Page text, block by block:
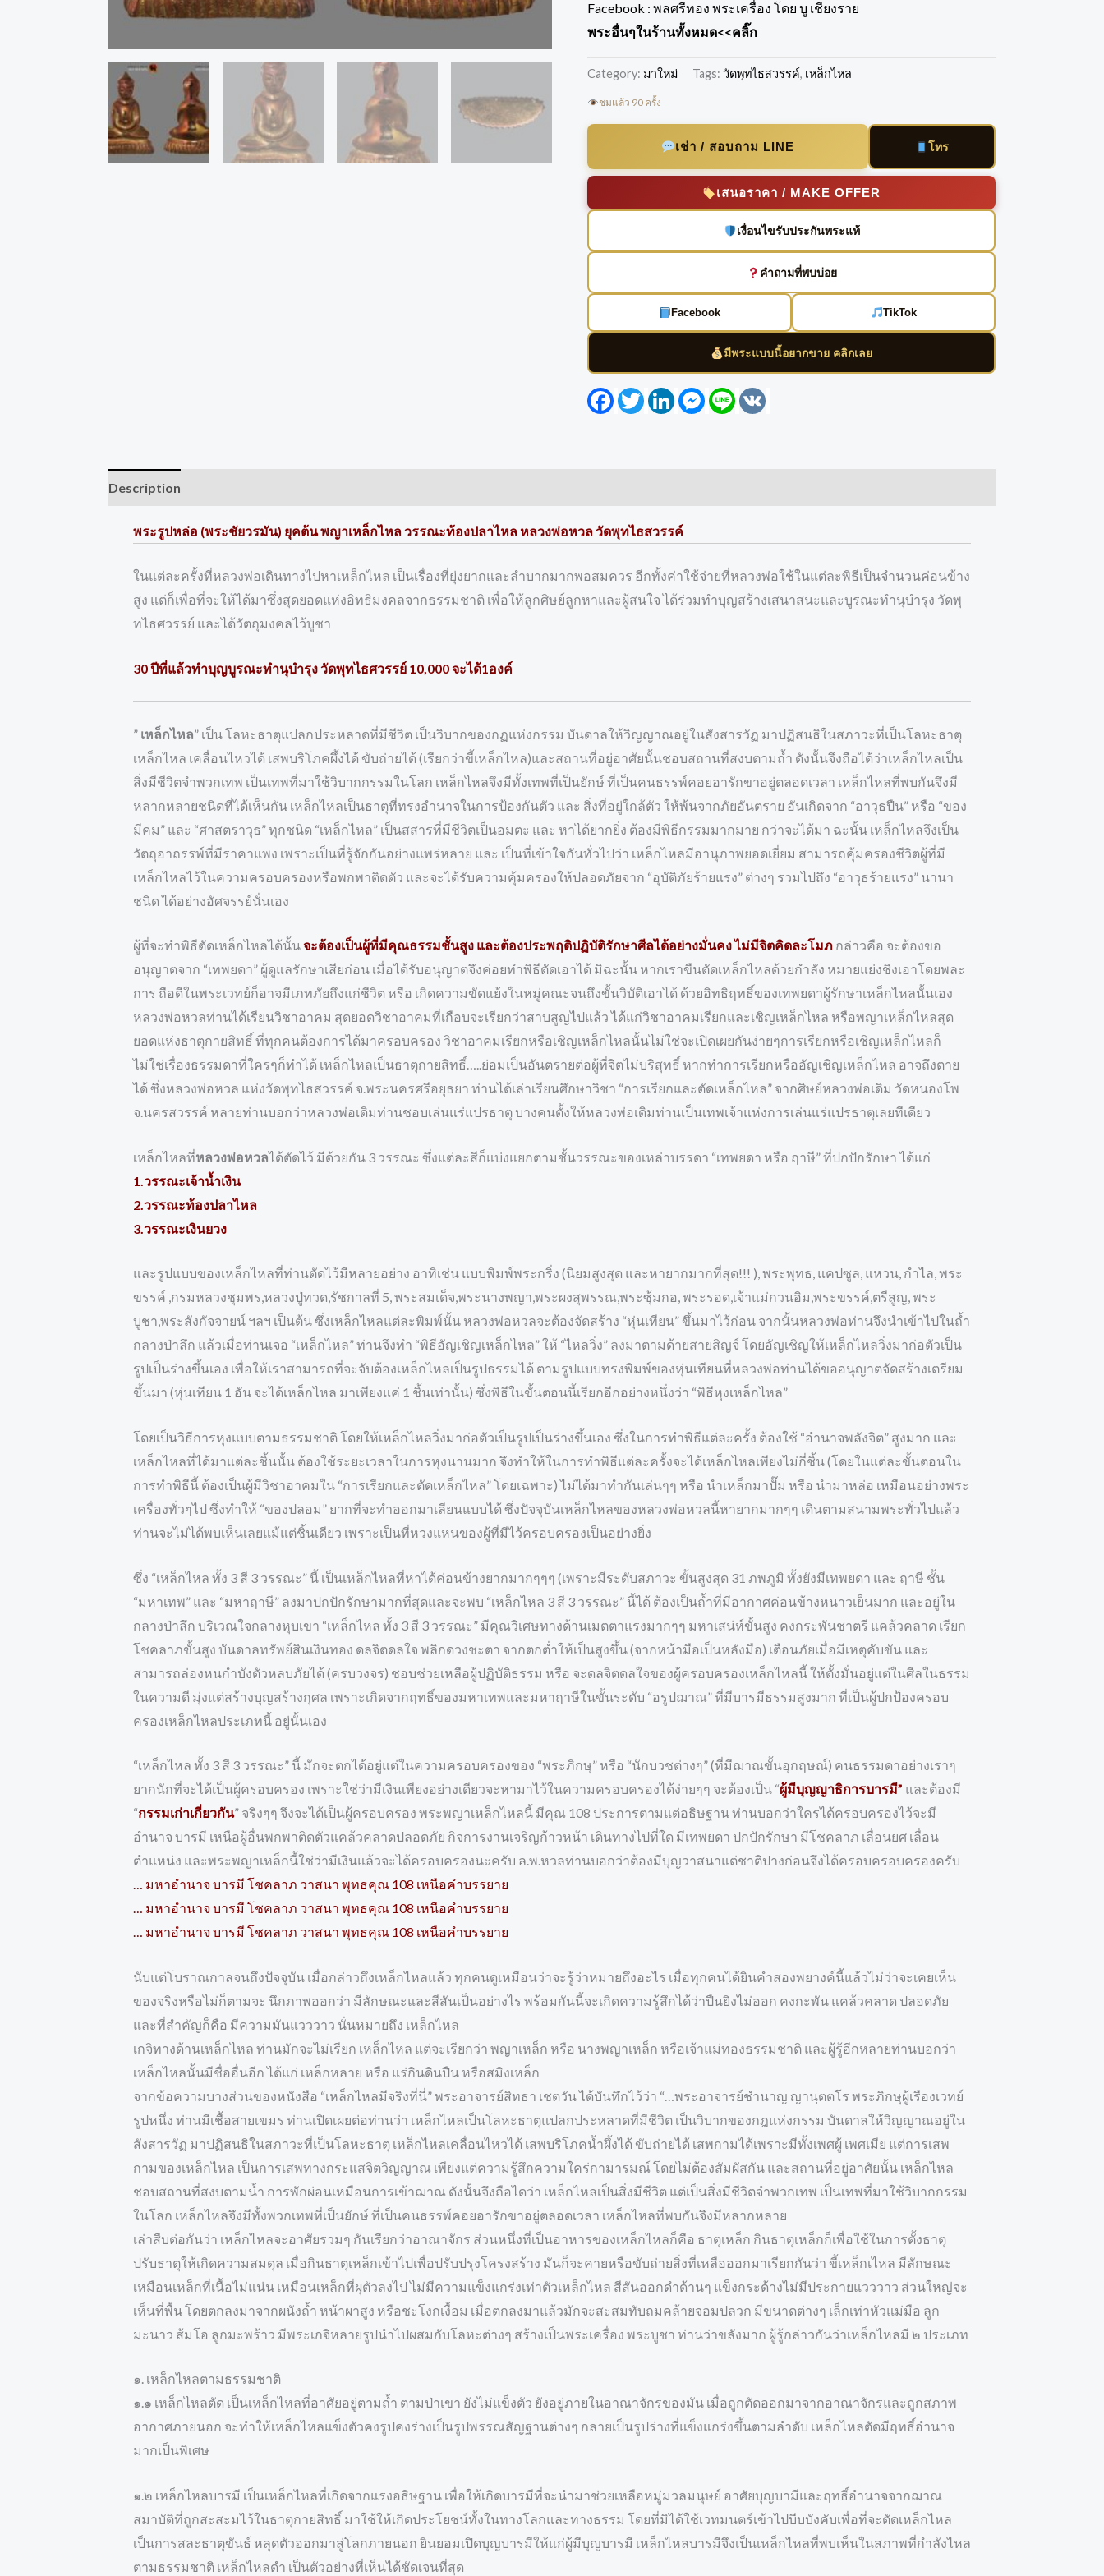
Facebook :พลศรีทอง พระเครื่อง โดย บู เชียงราย
พระอื่นๆในร้านทั้งหมด<<คลิ๊ก
Category: มาใหม่ Tags:วัดพุทไธสวรรค์, เหล็กไหล
ชมแล้ว 90 ครั้ง
เช่า / สอบถาม LINE โทร
เสนอราคา / MAKE OFFER
เงื่อนไขรับประกันพระแท้
คำถามที่พบบ่อย
Facebook TikTok
มีพระแบบนี้อยากขาย คลิกเลย
Facebook
TwitterLinkedInMessenger
Line
Description
พระรูปหล่อ (พระชัยวรมัน) ยุคต้น พญาเหล็กไหล วรรณะท้องปลาไหล หลวงพ่อหวล วัดพุทไธสวรรค์
ในแต่ละครั้งที่หลวงพ่อเดินทางไปหาเหล็กไหล เป็นเรื่องที่ยุ่งยากและลำบากมากพอสมควร อีกทั้งค่าใช้จ่ายที่หลวงพ่อใช้ในแต่ละพิธีเป็นจำนวนค่อนข้าง
สูง แต่ก็เพื่อที่จะให้ได้มาซึ่งสุดยอดแห่งอิทธิมงคลจากธรรมชาติ เพื่อให้ลูกศิษย์ลูกหาและผู้สนใจ ได้ร่วมทำบุญสร้างเสนาสนะและบูรณะทำนุบำรุง วัดพุ
ทไธศวรรย์ และได้วัตถุมงคลไว้บูชา
30 ปีที่แล้วทำบุญบูรณะทำนุบำรุง วัดพุทไธศวรรย์ 10,000 จะได้1องค์
” เหล็กไหล” เป็น โลหะธาตุแปลกประหลาดที่มีชีวิต เป็นวิบากของกฏแห่งกรรม บันดาลให้วิญญาณอยู่ในสังสารวัฏ มาปฏิสนธิในสภาวะที่เป็นโลหะธาตุ
เหล็กไหล เคลื่อนไหวได้ เสพบริโภคผึ้งได้ ขับถ่ายได้ (เรียกว่าขี้เหล็กไหล)และสถานที่อยู่อาศัยนั้นชอบสถานที่สงบตามถ้ำ ดังนั้นจึงถือได้ว่าเหล็กไหลเป็น
สิ่งมีชีวิตจำพวกเทพ เป็นเทพที่มาใช้วิบากกรรมในโลก เหล็กไหลจึงมีทั้งเทพที่เป็นยักษ์ ที่เป็นคนธรรพ์คอยอารักขาอยู่ตลอดเวลา เหล็กไหลที่พบกันจึงมี
หลากหลายชนิดที่ได้เห็นกัน เหล็กไหลเป็นธาตุที่ทรงอำนาจในการป้องกันตัว และ สิ่งที่อยู่ใกล้ตัว ให้พ้นจากภัยอันตราย อันเกิดจาก “อาวุธปืน” หรือ “ของ
มีคม” และ “ศาสตราวุธ” ทุกชนิด “เหล็กไหล” เป็นสสารที่มีชีวิตเป็นอมตะ และ หาได้ยากยิ่ง ต้องมีพิธีกรรมมากมาย กว่าจะได้มา ฉะนั้น เหล็กไหลจึงเป็น
วัตถุอาถรรพ์ที่มีราคาแพง เพราะเป็นที่รู้จักกันอย่างแพร่หลาย และ เป็นที่เข้าใจกันทั่วไปว่า เหล็กไหลมีอานุภาพยอดเยี่ยม สามารถคุ้มครองชีวิตผู้ที่มี
เหล็กไหลไว้ในความครอบครองหรือพกพาติดตัว และจะได้รับความคุ้มครองให้ปลอดภัยจาก “อุบัติภัยร้ายแรง” ต่างๆ รวมไปถึง “อาวุธร้ายแรง” นานา
ชนิด ได้อย่างอัศจรรย์นั่นเอง
ผู้ที่จะทำพิธีตัดเหล็กไหลได้นั้นจะต้องเป็นผู้ที่มีคุณธรรมชั้นสูง และต้องประพฤติปฏิบัติรักษาศีลได้อย่างมั่นคง ไม่มีจิตคิดละโมภ กล่าวคือ จะต้องขอ
อนุญาตจาก “เทพยดา” ผู้ดูแลรักษาเสียก่อน เมื่อได้รับอนุญาตจึงค่อยทำพิธีตัดเอาได้ มิฉะนั้น หากเราขืนตัดเหล็กไหลด้วยกำลัง หมายแย่งชิงเอาโดยพละ
การ ถือดีในพระเวทย์ก็อาจมีเภทภัยถึงแก่ชีวิต หรือ เกิดความขัดแย้งในหมู่คณะจนถึงขั้นวิบัติเอาได้ ด้วยอิทธิฤทธิ์ของเทพยดาผู้รักษาเหล็กไหลนั้นเอง
หลวงพ่อหวลท่านได้เรียนวิชาอาคม สุดยอดวิชาอาคมที่เกือบจะเรียกว่าสาบสูญไปแล้ว ได้แก่วิชาอาคมเรียกและเชิญเหล็กไหล หรือพญาเหล็กไหลสุด
ยอดแห่งธาตุกายสิทธิ์ ที่ทุกคนต้องการได้มาครอบครอง วิชาอาคมเรียกหรือเชิญเหล็กไหลนั้นไม่ใช่จะเปิดเผยกันง่ายๆการเรียกหรือเชิญเหล็กไหลก็
ไม่ใช่เรื่องธรรมดาที่ใครๆก็ทำได้ เหล็กไหลเป็นธาตุกายสิทธิ์…..ย่อมเป็นอันตรายต่อผู้ที่จิตไม่บริสุทธิ์ หากทำการเรียกหรืออัญเชิญเหล็กไหล อาจถึงตาย
ได้ ซึ่งหลวงพ่อหวล แห่งวัดพุทไธสวรรค์ จ.พระนครศรีอยุธยา ท่านได้เล่าเรียนศึกษาวิชา “การเรียกและตัดเหล็กไหล” จากศิษย์หลวงพ่อเดิม วัดหนองโพ
จ.นครสวรรค์ หลายท่านบอกว่าหลวงพ่อเดิมท่านชอบเล่นแร่แปรธาตุ บางคนตั้งให้หลวงพ่อเดิมท่านเป็นเทพเจ้าแห่งการเล่นแร่แปรธาตุเลยทีเดียว
เหล็กไหลที่หลวงพ่อหวลได้ตัดไว้ มีด้วยกัน 3 วรรณะ ซึ่งแต่ละสีก็แบ่งแยกตามชั้นวรรณะของเหล่าบรรดา “เทพยดา หรือ ฤาษี” ที่ปกปักรักษา ได้แก่
1.วรรณะเจ้าน้ำเงิน
2.วรรณะท้องปลาไหล
3.วรรณะเงินยวง
และรูปแบบของเหล็กไหลที่ท่านตัดไว้มีหลายอย่าง อาทิเช่น แบบพิมพ์พระกริ่ง (นิยมสูงสุด และหายากมากที่สุด!!! ), พระพุทธ, แคปซูล, แหวน, กำไล, พระ
ขรรค์ ,กรมหลวงชุมพร,หลวงปู่ทวด,รัชกาลที่ 5, พระสมเด็จ,พระนางพญา,พระผงสุพรรณ,พระซุ้มกอ, พระรอด,เจ้าแม่กวนอิม,พระขรรค์,ตรีสูญ, พระ
บูชา,พระสังกัจจายน์ ฯลฯ เป็นต้น ซึ่งเหล็กไหลแต่ละพิมพ์นั้น หลวงพ่อหวลจะต้องจัดสร้าง “หุ่นเทียน” ขึ้นมาไว้ก่อน จากนั้นหลวงพ่อท่านจึงนำเข้าไปในถ้ำ
กลางป่าลึก แล้วเมื่อท่านเจอ “เหล็กไหล” ท่านจึงทำ “พิธีอัญเชิญเหล็กไหล” ให้ “ไหลวิ่ง” ลงมาตามด้ายสายสิญจ์ โดยอัญเชิญให้เหล็กไหลวิ่งมาก่อตัวเป็น
รูปเป็นร่างขึ้นเอง เพื่อให้เราสามารถที่จะจับต้องเหล็กไหลเป็นรูปธรรมได้ ตามรูปแบบทรงพิมพ์ของหุ่นเทียนที่หลวงพ่อท่านได้ขออนุญาตจัดสร้างเตรียม
ขึ้นมา (หุ่นเทียน 1 อัน จะได้เหล็กไหล มาเพียงแค่ 1 ชิ้นเท่านั้น) ซึ่งพิธีในขั้นตอนนี้เรียกอีกอย่างหนึ่งว่า “พิธีหุงเหล็กไหล”
โดยเป็นวิธีการหุงแบบตามธรรมชาติ โดยให้เหล็กไหลวิ่งมาก่อตัวเป็นรูปเป็นร่างขึ้นเอง ซึ่งในการทำพิธีแต่ละครั้ง ต้องใช้ “อำนาจพลังจิต” สูงมาก และ
เหล็กไหลที่ได้มาแต่ละชิ้นนั้น ต้องใช้ระยะเวลาในการหุงนานมาก จึงทำให้ในการทำพิธีแต่ละครั้งจะได้เหล็กไหลเพียงไม่กี่ชิ้น (โดยในแต่ละขั้นตอนใน
การทำพิธีนี้ ต้องเป็นผู้มีวิชาอาคมใน “การเรียกและตัดเหล็กไหล” โดยเฉพาะ) ไม่ได้มาทำกันเล่นๆๆ หรือ นำเหล็กมาปั๊ม หรือ นำมาหล่อ เหมือนอย่างพระ
เครื่องทั่วๆไป ซึ่งทำให้ “ของปลอม” ยากที่จะทำออกมาเลียนแบบได้ ซึ่งปัจจุบันเหล็กไหลของหลวงพ่อหวลนี้หายากมากๆๆ เดินตามสนามพระทั่วไปแล้ว
ท่านจะไม่ได้พบเห็นเลยแม้แต่ชิ้นเดียว เพราะเป็นที่หวงแหนของผู้ที่มีไว้ครอบครองเป็นอย่างยิ่ง
ซึ่ง “เหล็กไหล ทั้ง 3 สี 3 วรรณะ” นี้ เป็นเหล็กไหลที่หาได้ค่อนข้างยากมากๆๆๆ (เพราะมีระดับสภาวะ ขั้นสูงสุด 31 ภพภูมิ ทั้งยังมีเทพยดา และ ฤาษี ชั้น
“มหาเทพ” และ “มหาฤาษี” ลงมาปกปักรักษามากที่สุดและจะพบ “เหล็กไหล 3 สี 3 วรรณะ” นี้ได้ ต้องเป็นถ้ำที่มีอากาศค่อนข้างหนาวเย็นมาก และอยู่ใน
กลางป่าลึก บริเวณใจกลางหุบเขา “เหล็กไหล ทั้ง 3 สี 3 วรรณะ” มีคุณวิเศษทางด้านเมตตาแรงมากๆๆ มหาเสน่ห์ขั้นสูง คงกระพันชาตรี แคล้วคลาด เรียก
โชคลาภขั้นสูง บันดาลทรัพย์สินเงินทอง ดลจิตดลใจ พลิกดวงชะตา จากตกต่ำให้เป็นสูงขึ้น (จากหน้ามือเป็นหลังมือ) เตือนภัยเมื่อมีเหตุคับขัน และ
สามารถล่องหนกำบังตัวหลบภัยได้ (ครบวงจร) ชอบช่วยเหลือผู้ปฏิบัติธรรม หรือ จะดลจิตดลใจของผู้ครอบครองเหล็กไหลนี้ ให้ตั้งมั่นอยู่แต่ในศีลในธรรม
ในความดี มุ่งแต่สร้างบุญสร้างกุศล เพราะเกิดจากฤทธิ์ของมหาเทพและมหาฤาษีในขั้นระดับ “อรูปฌาณ” ที่มีบารมีธรรมสูงมาก ที่เป็นผู้ปกป้องครอบ
ครองเหล็กไหลประเภทนี้ อยู่นั้นเอง
“เหล็กไหล ทั้ง 3 สี 3 วรรณะ” นี้ มักจะตกได้อยู่แต่ในความครอบครองของ “พระภิกษุ” หรือ “นักบวชต่างๆ” (ที่มีฌาณขั้นอุกฤษณ์) คนธรรมดาอย่างเราๆ
ยากนักที่จะได้เป็นผู้ครอบครอง เพราะใช่ว่ามีเงินเพียงอย่างเดียวจะหามาไว้ในความครอบครองได้ง่ายๆๆ จะต้องเป็น “ผู้มีบุญญาธิการบารมี” และต้องมี
“กรรมเก่าเกี่ยวกัน” จริงๆๆ จึงจะได้เป็นผู้ครอบครอง พระพญาเหล็กไหลนี้ มีคุณ 108 ประการตามแต่อธิษฐาน ท่านบอกว่าใครได้ครอบครองไว้จะมี
อำนาจ บารมี เหนือผู้อื่นพกพาติดตัวแคล้วคลาดปลอดภัย กิจการงานเจริญก้าวหน้า เดินทางไปที่ใด มีเทพยดา ปกปักรักษา มีโชคลาภ เลื่อนยศ เลื่อน
ตำแหน่ง และพระพญาเหล็กนี้ใช่ว่ามีเงินแล้วจะได้ครอบครองนะครับ ล.พ.หวลท่านบอกว่าต้องมีบุญวาสนาแต่ชาติปางก่อนจึงได้ครอบครอบครองครับ
… มหาอำนาจ บารมี โชคลาภ วาสนา พุทธคุณ 108 เหนือคำบรรยาย
… มหาอำนาจ บารมี โชคลาภ วาสนา พุทธคุณ 108 เหนือคำบรรยาย
… มหาอำนาจ บารมี โชคลาภ วาสนา พุทธคุณ 108 เหนือคำบรรยาย
นับแต่โบราณกาลจนถึงปัจจุบัน เมื่อกล่าวถึงเหล็กไหลแล้ว ทุกคนดูเหมือนว่าจะรู้ว่าหมายถึงอะไร เมื่อทุกคนได้ยินคำสองพยางค์นี้แล้วไม่ว่าจะเคยเห็น
ของจริงหรือไม่ก็ตามจะ นึกภาพออกว่า มีลักษณะและสีสันเป็นอย่างไร พร้อมกันนี้จะเกิดความรู้สึกได้ว่าปืนยิงไม่ออก คงกะพัน แคล้วคลาด ปลอดภัย
และที่สำคัญก็คือ มีความมันแวววาว นั่นหมายถึง เหล็กไหล
เกจิทางด้านเหล็กไหล ท่านมักจะไม่เรียก เหล็กไหล แต่จะเรียกว่า พญาเหล็ก หรือ นางพญาเหล็ก หรือเจ้าแม่ทองธรรมชาติ และผู้รู้อีกหลายท่านบอกว่า
เหล็กไหลนั้นมีชื่ออื่นอีก ได้แก่ เหล็กหลาย หรือ แร่กินดินปืน หรือสมิงเหล็ก
จากข้อความบางส่วนของหนังสือ “เหล็กไหลมีจริงที่นี่” พระอาจารย์สิทธา เชตวัน ได้บันทึกไว้ว่า “…พระอาจารย์ชำนาญ ญานฺตตโร พระภิกษุผู้เรืองเวทย์
รูปหนึ่ง ท่านมีเชื้อสายเขมร ท่านเปิดเผยต่อท่านว่า เหล็กไหลเป็นโลหะธาตุแปลกประหลาดที่มีชีวิต เป็นวิบากของกฎแห่งกรรม บันดาลให้วิญญาณอยู่ใน
สังสารวัฏ มาปฏิสนธิในสภาวะที่เป็นโลหะธาตุ เหล็กไหลเคลื่อนไหวได้ เสพบริโภคน้ำผึ้งได้ ขับถ่ายได้ เสพกามได้เพราะมีทั้งเพศผู้ เพศเมีย แต่การเสพ
กามของเหล็กไหล เป็นการเสพทางกระแสจิตวิญญาณ เพียงแต่ความรู้สึกความใคร่กามารมณ์ โดยไม่ต้องสัมผัสกัน และสถานที่อยู่อาศัยนั้น เหล็กไหล
ชอบสถานที่สงบตามน้ำ การพักผ่อนเหมือนการเข้าฌาณ ดังนั้นจึงถือไดว่า เหล็กไหลเป็นสิ่งมีชีวิต แต่เป็นสิ่งมีชีวิตจำพวกเทพ เป็นเทพที่มาใช้วิบากกรรม
ในโลก เหล็กไหลจึงมีทั้งพวกเทพที่เป็นยักษ์ ที่เป็นคนธรรพ์คอยอารักขาอยู่ตลอดเวลา เหล็กไหลที่พบกันจึงมีหลากหลาย
เล่าสืบต่อกันว่า เหล็กไหลจะอาศัยรวมๆ กันเรียกว่าอาณาจักร ส่วนหนึ่งที่เป็นอาหารของเหล็กไหลก็คือ ธาตุเหล็ก กินธาตุเหล็กก็เพื่อใช้ในการตั้งธาตุ
ปรับธาตุให้เกิดความสมดุล เมื่อกินธาตุเหล็กเข้าไปเพื่อปรับปรุงโครงสร้าง มันก็จะคายหรือขับถ่ายสิ่งที่เหลือออกมาเรียกกันว่า ขี้เหล็กเไหล มีลักษณะ
เหมือนเหล็กที่เนื้อไม่แน่น เหมือนเหล็กที่ผุตัวลงไป ไม่มีความแข็งแกร่งเท่าตัวเหล็กไหล สีสันออกดำด้านๆ แข็งกระด้างไม่มีประกายแวววาว ส่วนใหญ่จะ
เห็นที่พื้น โดยตกลงมาจากผนังถ้ำ หน้าผาสูง หรือชะโงกเงื้อม เมื่อตกลงมาแล้วมักจะสะสมทับถมคล้ายจอมปลวก มีขนาดต่างๆ เล็กเท่าหัวแม่มือ ลูก
มะนาว ส้มโอ ลูกมะพร้าว มีพระเกจิหลายรูปนำไปผสมกับโลหะต่างๆ สร้างเป็นพระเครื่อง พระบูชา ท่านว่าขลังมาก ผู้รู้กล่าวกันว่าเหล็กไหลมี ๒ ประเภท
๑. เหล็กไหลตามธรรมชาติ
๑.๑ เหล็กไหลตัด เป็นเหล็กไหลที่อาศัยอยู่ตามถ้ำ ตามป่าเขา ยังไม่แข็งตัว ยังอยู่ภายในอาณาจักรของมัน เมื่อถูกตัดออกมาจากอาณาจักรและถูกสภาพ
อากาศภายนอก จะทำให้เหล็กไหลแข็งตัวคงรูปคงร่างเป็นรูปพรรณสัญฐานต่างๆ กลายเป็นรูปร่างที่แข็งแกร่งขึ้นตามลำดับ เหล็กไหลตัดมีฤทธิ์อำนาจ
มากเป็นพิเศษ
๑.๒ เหล็กไหลบารมี เป็นเหล็กไหลที่เกิดจากแรงอธิษฐาน เพื่อให้เกิดบารมีที่จะนำมาช่วยเหลือหมู่มวลมนุษย์ อาศัยบุญบามีและฤทธิ์อำนาจจากฌาณ
สมาบัติที่ถูกสะสะมไว้ในธาตุกายสิทธิ์ มาใช้ให้เกิดประโยชน์ทั้งในทางโลกและทางธรรม โดยที่มิได้ใช้เวทมนตร์เข้าไปบีบบังคับเพื่อที่จะตัดเหล็กไหล
เป็นการสละธาตุขันธ์ หลุดตัวออกมาสู่โลกภายนอก ยินยอมเปิดบุญบารมีให้แก่ผู้มีบุญบารมี เหล็กไหลบารมีจึงเป็นเหล็กไหลที่พบเห็นในสภาพที่กำลังไหล
ตามธรรมชาติ เหล็กไหลดำ เป็นตัวอย่างที่เห็นได้ชัดเจนที่สุด